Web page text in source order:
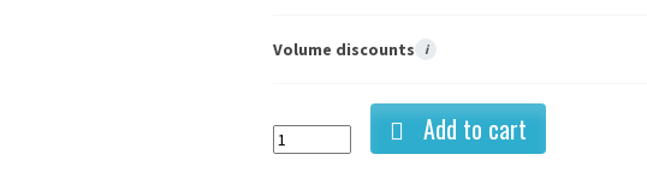
Volume discounts i
Add to cart